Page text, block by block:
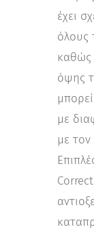
έχει
όλους
καθώς
όψης
με
με